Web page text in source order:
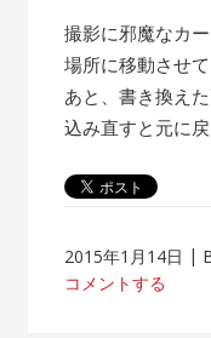
撮影に邪魔なカ
場所に移動させて
あと、書き換え
込み直すと元に戻
2015年1月14日
コメントする